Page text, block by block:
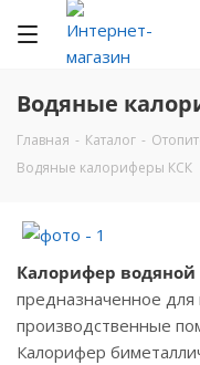
Водяные
Главная - Каталог -
Водяные калориферы КСК
Калорифер водяной
предназначенное
производственные
Калорифер